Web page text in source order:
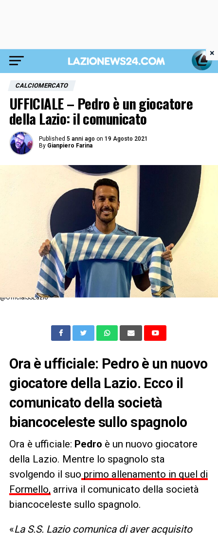
CALCIOMERCATO
UFFICIALE – Pedro è un giocatore
della Lazio: il comunicato
Published 5 anni ago on 19 Agosto 2021
By Gianpiero Farina
@OfficialSSLazio
Ora è ufficiale: Pedro è un nuovo
giocatore della Lazio. Ecco il
comunicato della società
biancoceleste sullo spagnolo
Ora è ufficiale: Pedro è un nuovo giocatore
della Lazio. Mentre lo spagnolo sta
svolgendo il suo primo allenamento in quel di
Formello, arriva il comunicato della società
biancoceleste sullo spagnolo.
«La S.S. Lazio comunica di aver acquisito
×